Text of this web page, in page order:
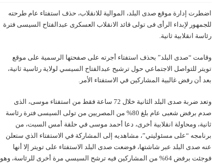
اضطرت إدارة موقع صدى البلد، الموالية للانقلاب، حذف استفتاء عام طرحته
للجمهور لإبداء الرأى فى تولى قائد الانقلاب العسكرى عبدالفتاح السيسى فترة
رئاسة انقلابية ثانية.
وقامت “صدى البلد” بحذف استفتاء أجرته على صفحتها الرسمية على موقع
تويتر للتواصل الاجتماعي حول ترشيح عبدالفتاح السيسي لولاية رئاسية ثانية،
بعد أن رفض غالبية المشاركين في الاستفتاء الأمر.
وتعد ضربة صدى البلد الثانية خلال 72 ساعة فقط من استفتاء موسى، الذى
صدم برفض شعبى عام بلغ 80% من المصريين من تولى السيسى فترة رئاسة
ثانية، ومحاولة انقلابية أخرى، دعا أحمد موسى في حلقة أمس السبت، من
برنامجه “على مسئوليتي”، مشاهديه إلى المشاركة في الاستفتاء الذي ستعلن
عنه صدى البلد عبر شاشتها، فوضعت صدى البلد الاستفتاء على تويتر إلا أنها
فوجئت برفض 64% من المشاركين فيه ترشح السيسي مرة أخرى للرئاسة، وهو